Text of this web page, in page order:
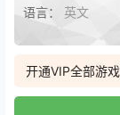
语言： 英文
开通VIP全部游